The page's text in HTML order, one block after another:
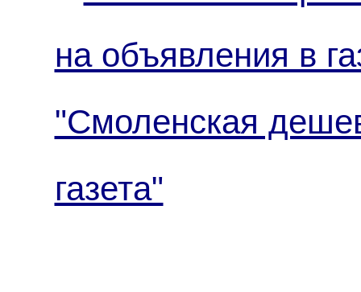
на объявления в
"Смоленская
газета"